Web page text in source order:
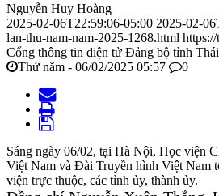
Nguyễn Huy Hoàng
2025-02-06T22:59:06-05:00 2025-02-
lan-thu-nam-nam-2025-1268.html
Cổng thông tin điện tử Đảng bộ tỉnh
Thứ năm - 06/02/2025 05:57
0
Sáng ngày 06/02, tại Hà Nội, Học viện
Việt Nam và Đài Truyền hình Việt Nam
viện trực thuộc, các tỉnh ủy, thành ủy.